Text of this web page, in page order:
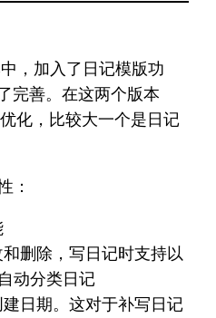
，加入了日记模版功
完善。在这两个版本
化，比较大一个是日记
：
删除，写日记时支持以
动分类日记
日期。这对于补写日记